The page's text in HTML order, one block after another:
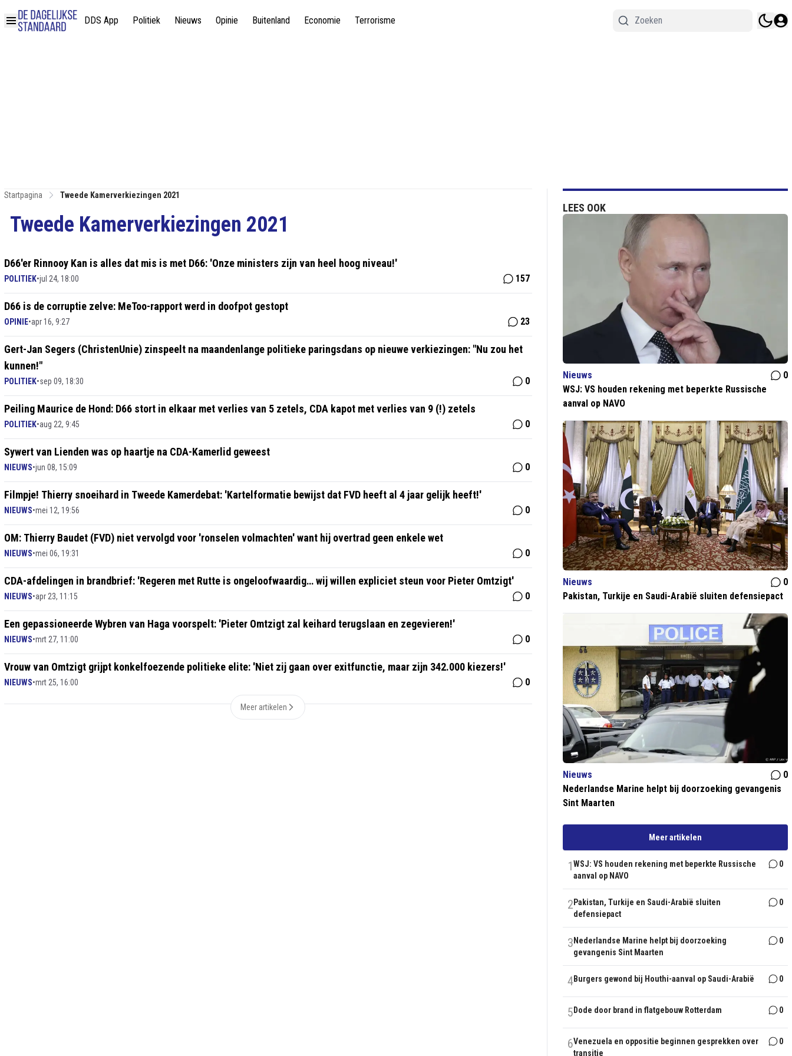
DDS App Politiek Nieuws Opinie Buitenland Economie Terrorisme
Startpagina Tweede Kamerverkiezingen 2021
Tweede Kamerverkiezingen 2021
D66'er Rinnooy Kan is alles dat mis is met D66: 'Onze ministers zijn van heel hoog niveau!'
POLITIEK•jul 24, 18:00 157
D66 is de corruptie zelve: MeToo-rapport werd in doofpot gestopt
OPINIE•apr 16, 9:27 23
Gert-Jan Segers (ChristenUnie) zinspeelt na maandenlange politieke paringsdans op nieuwe verkiezingen: "Nu zou het
kunnen!"
POLITIEK•sep 09, 18:30 0
Peiling Maurice de Hond: D66 stort in elkaar met verlies van 5 zetels, CDA kapot met verlies van 9 (!) zetels
POLITIEK•aug 22, 9:45 0
Sywert van Lienden was op haartje na CDA-Kamerlid geweest
NIEUWS•jun 08, 15:09 0
Filmpje! Thierry snoeihard in Tweede Kamerdebat: 'Kartelformatie bewijst dat FVD heeft al 4 jaar gelijk heeft!'
NIEUWS•mei 12, 19:56 0
OM: Thierry Baudet (FVD) niet vervolgd voor 'ronselen volmachten' want hij overtrad geen enkele wet
NIEUWS•mei 06, 19:31 0
CDA-afdelingen in brandbrief: 'Regeren met Rutte is ongeloofwaardig… wij willen expliciet steun voor Pieter Omtzigt'
NIEUWS•apr 23, 11:15 0
Een gepassioneerde Wybren van Haga voorspelt: 'Pieter Omtzigt zal keihard terugslaan en zegevieren!'
NIEUWS•mrt 27, 11:00 0
Vrouw van Omtzigt grijpt konkelfoezende politieke elite: 'Niet zij gaan over exitfunctie, maar zijn 342.000 kiezers!'
NIEUWS•mrt 25, 16:00 0
Meer artikelen
LEES OOK
Nieuws
0
WSJ: VS houden rekening met beperkte Russische
aanval op NAVO
Nieuws
0
Pakistan, Turkije en Saudi-Arabië sluiten defensiepact
Nieuws
0
Nederlandse Marine helpt bij doorzoeking gevangenis
Sint Maarten
Meer artikelen
1WSJ: VS houden rekening met beperkte Russische
aanval op NAVO
0
2 Pakistan, Turkije en Saudi-Arabië sluiten
defensiepact
0
3 Nederlandse Marine helpt bij doorzoeking
gevangenis Sint Maarten
0
4Burgers gewond bij Houthi-aanval op Saudi-Arabië 0
5 Dode door brand in flatgebouw Rotterdam 0
6Venezuela en oppositie beginnen gesprekken over
transitie
0